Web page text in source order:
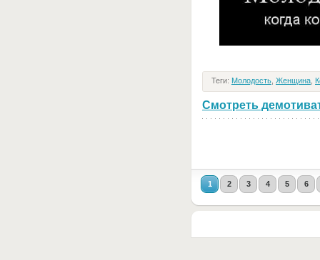
Теги: Молодость Женщина
Смотреть
1 2 3 4 5 6